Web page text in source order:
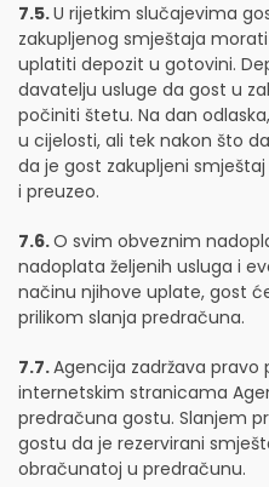
7.5.U rijetkim slučajevima
zakupljenog smještaja
uplatiti depozit u gotovini.
davatelju usluge da gost u
počiniti štetu. Na dan
u cijelosti, ali tek nakon što
da je gost zakupljeni
i preuzeo.
7.6.O svim obveznim
nadoplata željenih usluga i
načinu njihove uplate, gost
prilikom slanja predračuna.
7.7.Agencija zadržava
internetskim stranicama
predračuna gostu. Slanjem
gostu da je rezervirani
obračunatoj u predračunu.